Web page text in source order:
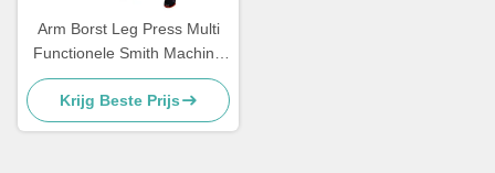
Arm Borst Leg Press Multi
Functionele Smith Machine
Krachttraining
Krijg Beste Prijs